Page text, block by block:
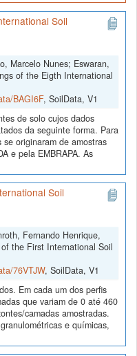
Soil
Marcelo Nunes; Eswaran,
of the Eigth International
BAGI6F, SoilData, V1
de solo cujos dados
da seguinte forma. Para
originaram de amostras
e pela EMBRAPA. As
Soil
Fernando Henrique,
the First International Soil
76VTJW, SoilData, V1
Em cada um dos perfis
que variam de 0 até 460
camadas amostradas.
e químicas,